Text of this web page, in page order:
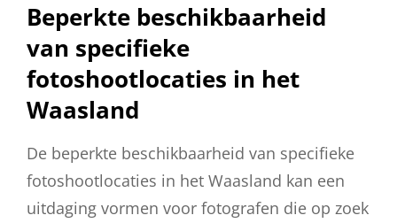
Beperkte beschikbaarheid
van specifieke
fotoshootlocaties in het
Waasland
De beperkte beschikbaarheid van specifieke
fotoshootlocaties in het Waasland kan een
uitdaging vormen voor fotografen die op zoek